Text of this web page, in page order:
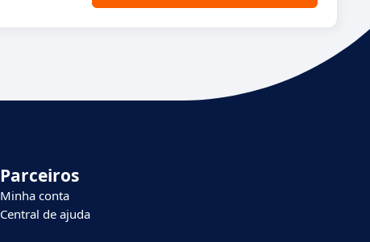
Parceiros
Minha conta
Central de ajuda